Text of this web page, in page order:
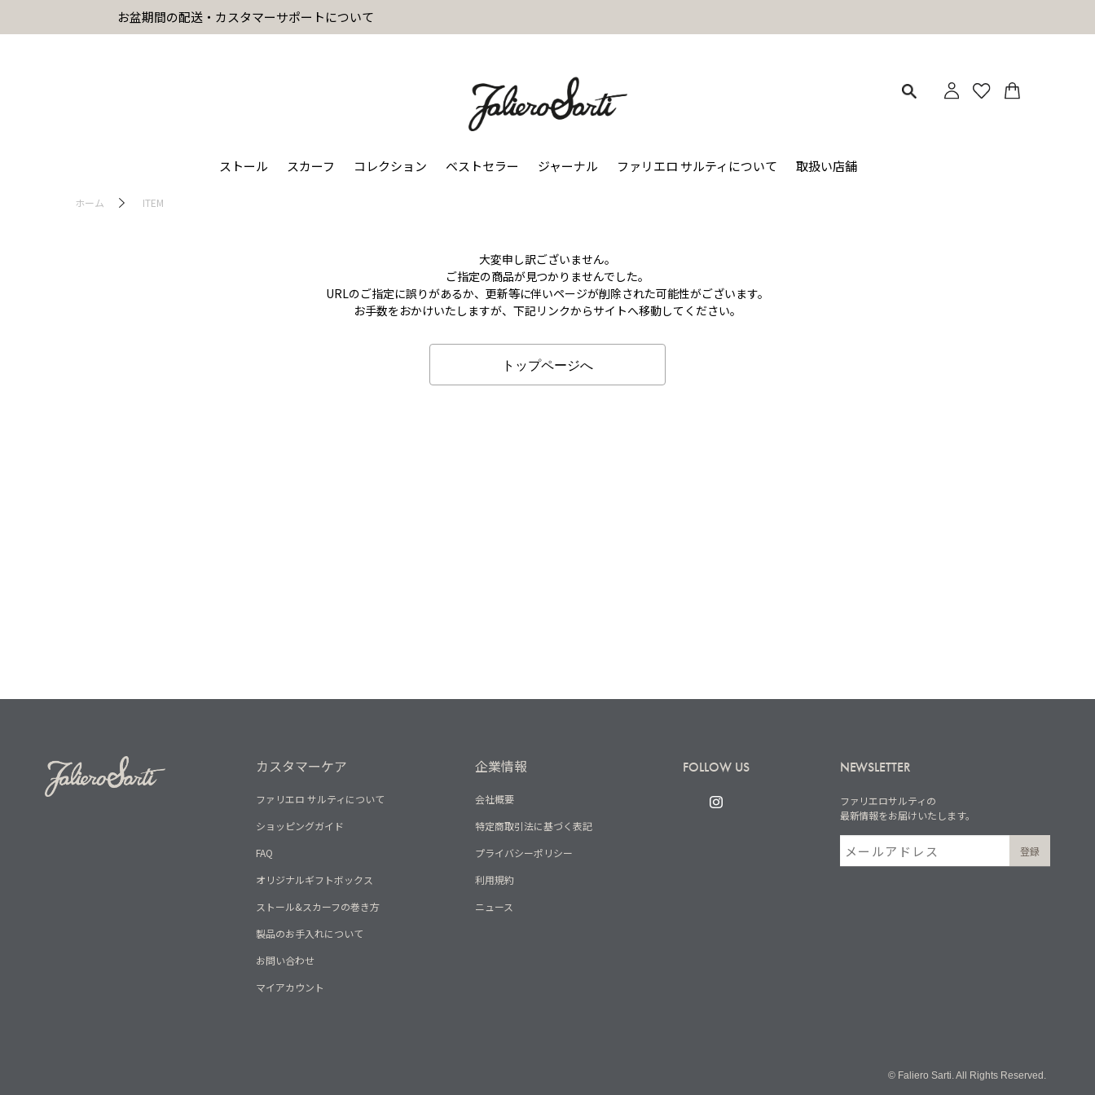
お盆期間の配送・カスタマーサポートについて
ストール スカーフ コレクション ベストセラー ジャーナル ファリエロ サルティについて 取扱い店舗
ホーム ITEM
大変申し訳ございません。
ご指定の商品が見つかりませんでした。
URLのご指定に誤りがあるか、更新等に伴いページが削除された可能性がございます。
お手数をおかけいたしますが、下記リンクからサイトへ移動してください。
トップページへ
カスタマーケア
ファリエロ サルティについて
ショッピングガイド
FAQ
オリジナルギフトボックス
ストール&スカーフの巻き方
製品のお手入れについて
お問い合わせ
マイアカウント
企業情報
会社概要
特定商取引法に基づく表記
プライバシーポリシー
利用規約
ニュース
FOLLOW US NEWSLETTER
ファリエロサルティの
最新情報をお届けいたします。
© Faliero Sarti. All Rights Reserved.